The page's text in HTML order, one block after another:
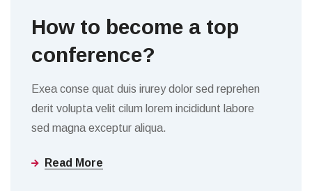
How to become a top
conference?
Exea conse quat duis irurey dolor sed reprehen
derit volupta velit cilum lorem incididunt labore
sed magna exceptur aliqua.
Read More